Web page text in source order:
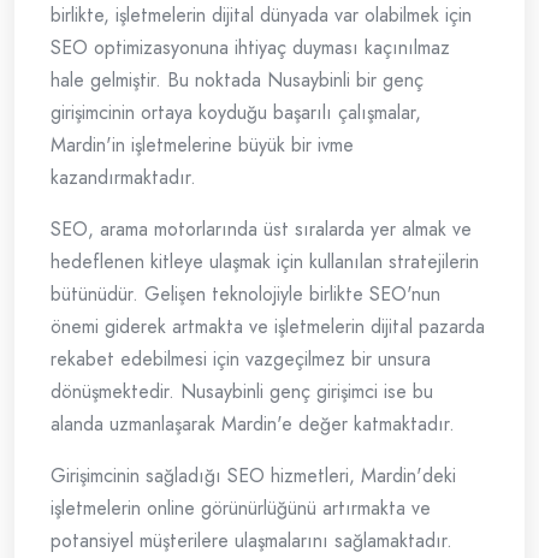
birlikte, işletmelerin dijital dünyada var olabilmek için
SEO optimizasyonuna ihtiyaç duyması kaçınılmaz
hale gelmiştir. Bu noktada Nusaybinli bir genç
girişimcinin ortaya koyduğu başarılı çalışmalar,
Mardin'in işletmelerine büyük bir ivme
kazandırmaktadır.
SEO, arama motorlarında üst sıralarda yer almak ve
hedeflenen kitleye ulaşmak için kullanılan stratejilerin
bütünüdür. Gelişen teknolojiyle birlikte SEO'nun
önemi giderek artmakta ve işletmelerin dijital pazarda
rekabet edebilmesi için vazgeçilmez bir unsura
dönüşmektedir. Nusaybinli genç girişimci ise bu
alanda uzmanlaşarak Mardin'e değer katmaktadır.
Girişimcinin sağladığı SEO hizmetleri, Mardin'deki
işletmelerin online görünürlüğünü artırmakta ve
potansiyel müşterilere ulaşmalarını sağlamaktadır.